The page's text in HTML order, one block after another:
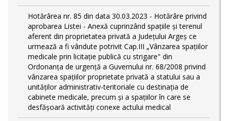
Hotărârea nr. 85 din data 30.03.2023 - Hotărâre privind
aprobarea Listei - Anexă cuprinzând spaţiile şi terenul
aferent din proprietatea privată a Judeţului Argeş ce
urmează a fi vândute potrivit Cap.III „Vânzarea spaţiilor
medicale prin licitaţie publică cu strigare" din
Ordonanța de urgență a Guvernului nr. 68/2008 privind
vânzarea spațiilor proprietate privată a statului sau a
unităților administrativ-teritoriale cu destinația de
cabinete medicale, precum și a spațiilor în care se
desfășoară activități conexe actului medical